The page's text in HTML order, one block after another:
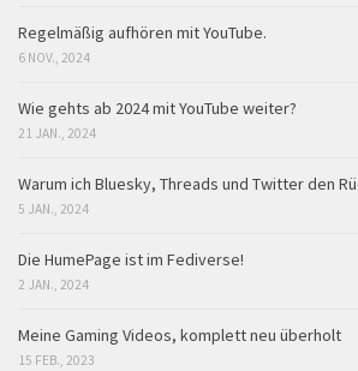
Regelmäßig aufhören mit YouTube.
6 NOV., 2024
Wie gehts ab 2024 mit YouTube weiter?
21 JAN., 2024
Warum ich Bluesky, Threads und Twitter den
5 JAN., 2024
Die HumePage ist im Fediverse!
2 JAN., 2024
Meine Gaming Videos, komplett neu überholt
15 FEB., 2023